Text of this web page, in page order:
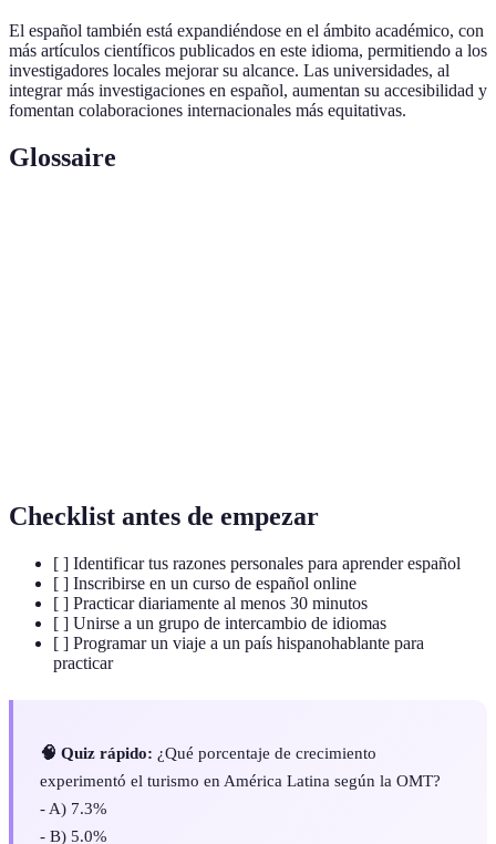
El español también está expandiéndose en el ámbito académico, con
más artículos científicos publicados en este idioma, permitiendo a los
investigadores locales mejorar su alcance. Las universidades, al
integrar más investigaciones en español, aumentan su accesibilidad y
fomentan colaboraciones internacionales más equitativas.
Glossaire
Checklist antes de empezar
[ ] Identificar tus razones personales para aprender español
[ ] Inscribirse en un curso de español online
[ ] Practicar diariamente al menos 30 minutos
[ ] Unirse a un grupo de intercambio de idiomas
[ ] Programar un viaje a un país hispanohablante para
practicar
🧠 Quiz rápido: ¿Qué porcentaje de crecimiento
experimentó el turismo en América Latina según la OMT?
- A) 7.3%
- B) 5.0%